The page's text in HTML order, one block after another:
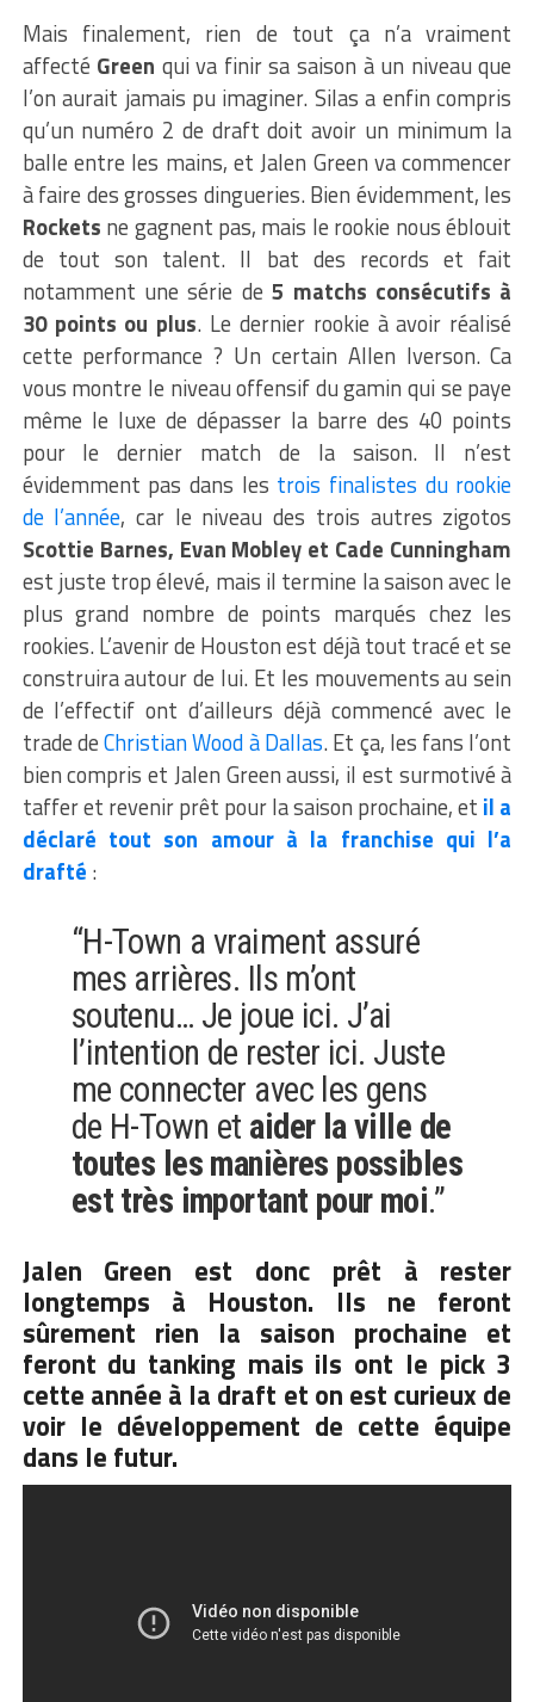
Mais finalement, rien de tout ça n’a vraiment
affecté Green qui va finir sa saison à un niveau que
l’on aurait jamais pu imaginer. Silas a enfin compris
qu’un numéro 2 de draft doit avoir un minimum la
balle entre les mains, et Jalen Green va commencer
à faire des grosses dingueries. Bien évidemment, les
Rockets ne gagnent pas, mais le rookie nous éblouit
de tout son talent. Il bat des records et fait
notamment une série de5 matchs consécutifs à
30 points ou plus. Le dernier rookie à avoir réalisé
cette performance ? Un certain Allen Iverson. Ca
vous montre le niveau offensif du gamin qui se paye
même le luxe de dépasser la barre des 40 points
pour le dernier match de la saison. Il n’est
évidemment pas dans les trois finalistes du rookie
de l’année, car le niveau des trois autres zigotos
Scottie Barnes, Evan Mobley et Cade Cunningham
est juste trop élevé, mais il termine la saison avec le
plus grand nombre de points marqués chez les
rookies. L’avenir de Houston est déjà tout tracé et se
construira autour de lui. Et les mouvements au sein
de l’effectif ont d’ailleurs déjà commencé avec le
trade deChristian Wood à Dallas. Et ça, les fans l’ont
bien compris et Jalen Green aussi, il est surmotivé à
taffer et revenir prêt pour la saison prochaine, et il a
déclaré tout son amour à la franchise qui l’a
drafté :
“H-Town a vraiment assuré
mes arrières. Ils m’ont
soutenu… Je joue ici. J’ai
l’intention de rester ici. Juste
me connecter avec les gens
de H-Town et aider la ville de
toutes les manières possibles
est très important pour moi.”
Jalen Green est donc prêt à rester
longtemps à Houston. Ils ne feront
sûrement rien la saison prochaine et
feront du tanking mais ils ont le pick 3
cette année à la draft et on est curieux de
voir le développement de cette équipe
dans le futur.